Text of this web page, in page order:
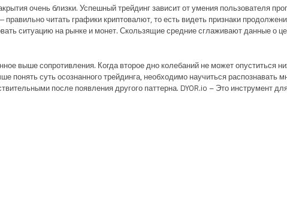
очень близки. Успешный трейдинг зависит от умения пользователя
читать графики криптовалют, то есть видеть признаки
ситуацию на рынке и монет. Скользящие средние сглаживают данные о
выше сопротивления. Когда второе дно колебаний не может опуститься
понять суть осознанного трейдинга, необходимо научиться распознавать
после появления другого паттерна. DYOR.io – Это инструмент